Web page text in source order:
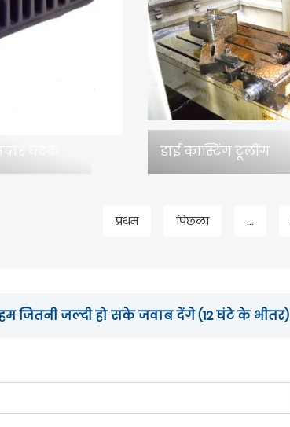
डाई कास्टिंग टूलींग
प्रथम पिछला ...
जितनी जल्दी हो सके जवाब देंगे (12 घंटे के भीतर)